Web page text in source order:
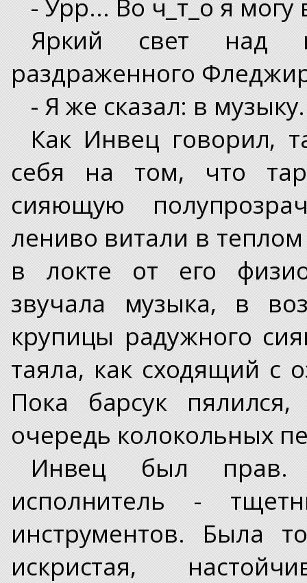
Яркий свет над
раздраженного
- Я же сказал: в музыку.
Как Инвец говорил,
себя на том, что
сияющую
лениво витали в
в локте от его
звучала музыка, в
крупицы радужного
таяла, как сходящий с
Пока барсук
очередь колокольных
Инвец был прав.
исполнитель -
инструментов. Была
искристая,